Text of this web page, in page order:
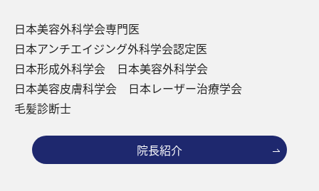
日本美容外科学会専門医
日本アンチエイジング外科学会認定医
日本形成外科学会 日本美容外科学会
日本美容皮膚科学会 日本レーザー治療学会
毛髪診断士
院長紹介